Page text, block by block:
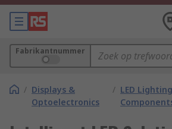
Fabrikantnummer
/ Displays &
Optoelectronics
/ LED Lighting